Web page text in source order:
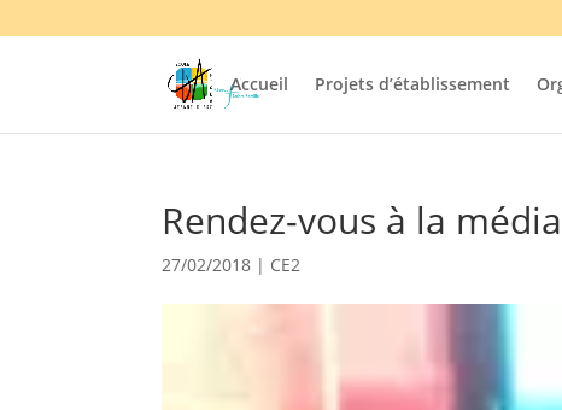
Accueil Projets d’établissement
Rendez-vous à la
27/02/2018 | CE2